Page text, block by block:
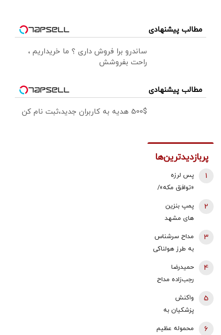
مطالب پیشنهادی
ساندرو برا فروش داری ؟ ما خریداریم ،
راحت بفروشش
مطالب پیشنهادی
500$ هدیه به کاربران جدید،ثبت نام کن
پربازدیدترین‌ها
پس لرزه
«توافق مکه»/
داد: بر علیه
ایران نیست
1
پمپ بنزین
های مشهد
2
مداح سرشناس
به طرز هولناکی
فیلم جنایت
برای خانواده
ارسال شد
3
حمیدرضا
رجب‌زاده مداح
کیست و
چگونه به قتل
رسید؟
4
واکنش
پزشکیان به
5
محموله عظیم 6